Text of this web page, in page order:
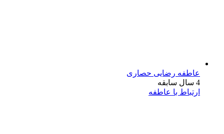
عاطفه رضایی حصاری
4 سال سابقه
ارتباط با عاطفه